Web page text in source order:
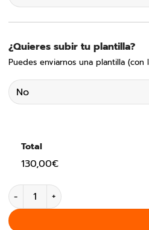
¿Quieres subir tu plantilla?
Puedes enviarnos una plantilla
Total
130,00€